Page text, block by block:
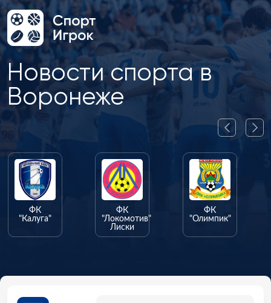
Новости спорта в
Воронеже
ФК
"Калуга"
ФК
"Локомотив"
Лиски
ФК
"Олимпик"